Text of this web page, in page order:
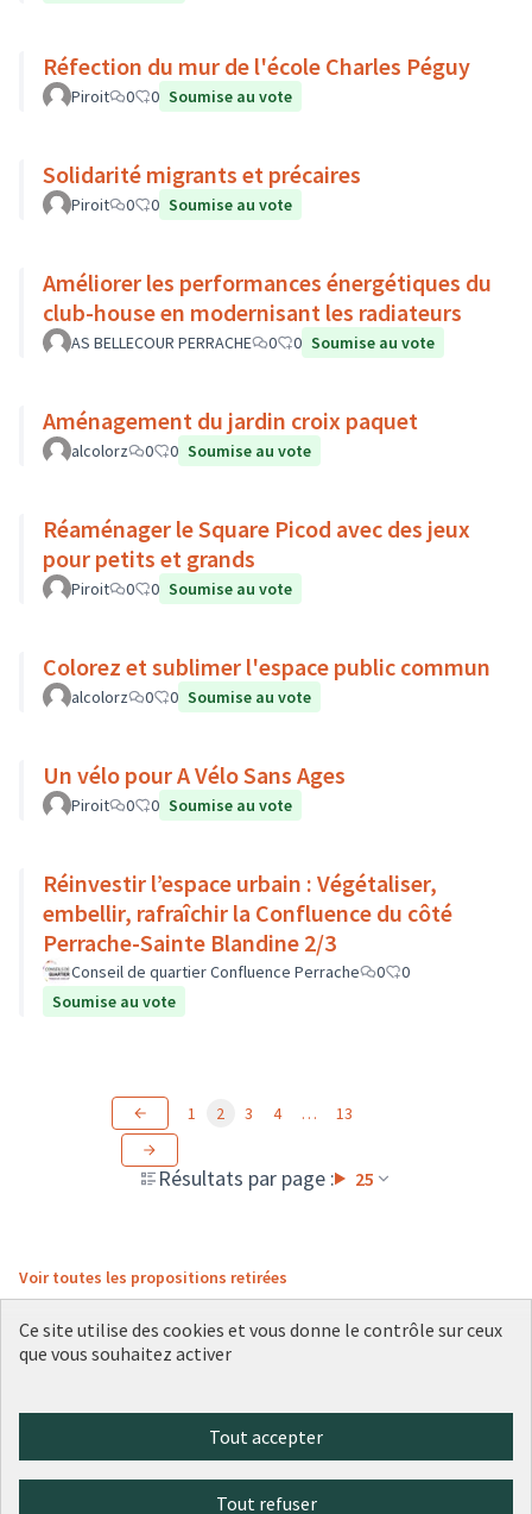
Réfection du mur de l'école Charles Péguy
Piroit 0 0 Soumise au vote
Solidarité migrants et précaires
Piroit 0 0 Soumise au vote
Améliorer les performances énergétiques du
club-house en modernisant les radiateurs
AS BELLECOUR PERRACHE 0 0 Soumise au vote
Aménagement du jardin croix paquet
alcolorz 0 0 Soumise au vote
Réaménager le Square Picod avec des jeux
pour petits et grands
Piroit 0 0 Soumise au vote
Colorez et sublimer l'espace public commun
alcolorz 0 0 Soumise au vote
Un vélo pour A Vélo Sans Ages
Piroit 0 0 Soumise au vote
Réinvestir l’espace urbain : Végétaliser,
embellir, rafraîchir la Confluence du côté
Perrache-Sainte Blandine 2/3
Conseil de quartier Confluence Perrache 0
0
Soumise au vote
Résultats par page : 25
1 2 3 4 … 13
Voir toutes les propositions retirées
(Lien externe)
(Lien externe)
(Lien externe)
(Lien externe)
(Lien externe)
Ce site utilise des cookies et vous donne le contrôle sur ceux
que vous souhaitez activer
Tout accepter
Tout refuser